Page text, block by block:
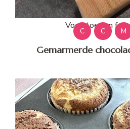
Voeg toe aan
C C M
Gemarmerde